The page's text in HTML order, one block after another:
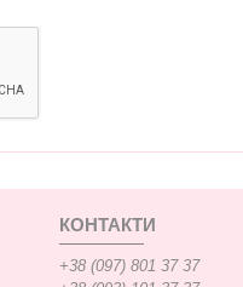
КОНТАКТИ
+38 (097) 801 37 37